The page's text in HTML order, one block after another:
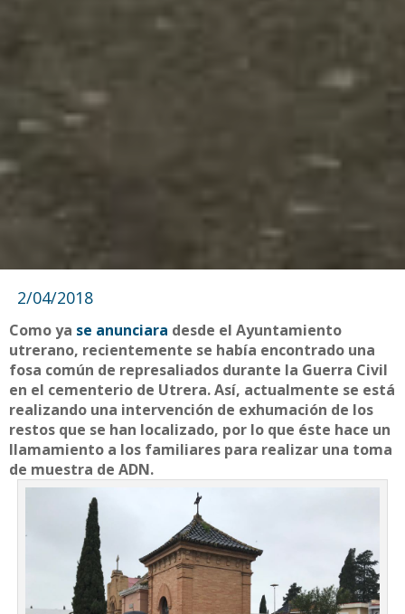
2/04/2018
Como ya se anunciara desde el Ayuntamiento
utrerano, recientemente se había encontrado una
fosa común de represaliados durante la Guerra Civil
en el cementerio de Utrera. Así, actualmente se está
realizando una intervención de exhumación de los
restos que se han localizado, por lo que éste hace un
llamamiento a los familiares para realizar una toma
de muestra de ADN.